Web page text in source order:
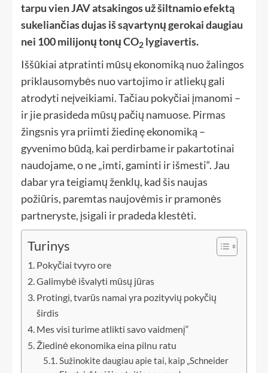
tarpu vien JAV atsakingos už šiltnamio efektą
sukeliančias dujas iš sąvartynųgerokai daugiau
nei 100 milijonų tonų CO2 lygiavertis.
Iššūkiai atpratinti mūsų ekonomiką nuo žalingos
priklausomybės nuo vartojimo ir atliekų gali
atrodyti neįveikiami. Tačiau pokyčiai įmanomi –
ir jie prasideda mūsų pačių namuose. Pirmas
žingsnis yra priimti žiedinę ekonomiką –
gyvenimo būdą, kai perdirbame ir pakartotinai
naudojame, o ne „imti, gaminti ir išmesti“. Jau
dabar yra teigiamų ženklų, kad šis naujas
požiūris, paremtas naujovėmis ir pramonės
partneryste, įsigali ir pradeda klestėti.
Turinys
Pokyčiai tvyro ore
Galimybė išvalyti mūsų jūras
Protingi, tvarūs namai yra pozityvių pokyčių
širdis
Mes visi turime atlikti savo vaidmenį“
Žiedinė ekonomika eina pilnu ratu
Sužinokite daugiau apie tai, kaip „Schneider